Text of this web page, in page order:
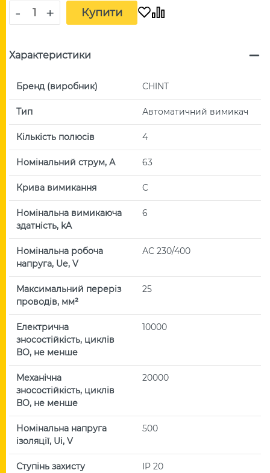
- + Купити
Характеристики
Бренд (виробник) CHINT
Тип Автоматичний вимикач
Кількість полюсів 4
Номінальний струм, А 63
Крива вимикання C
Номінальна вимикаюча
здатність, kA
6
Номінальна робоча
напруга, Uе, V
АС 230/400
Максимальний переріз
проводів, мм²
25
Електрична
зносостійкість, циклів
ВО, не менше
10000
Механічна
зносостійкість, циклів
ВО, не менше
20000
Номінальна напруга
ізоляції, Ui, V
500
Ступінь захисту IP 20